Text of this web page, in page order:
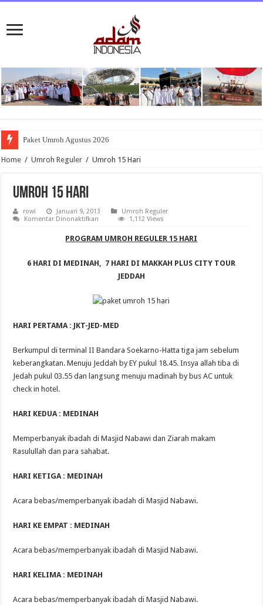
Paket Umroh Agustus 2026
Home / Umroh Reguler / Umroh 15 Hari
Umroh 15 Hari
rowi Januari 9, 2013
Umroh Reguler
Komentar Dinonaktifkan
Hari
1,112 Views
PROGRAM UMROH REGULER 15 HARI
6 HARI DI MEDINAH, 7 HARI DI MAKKAH PLUS CITY TOUR
JEDDAH
HARI PERTAMA : JKT-JED-MED
Berkumpul di terminal II Bandara Soekarno-Hatta tiga jam sebelum
keberangkatan. Menuju Jeddah by EY pukul 18.45. Insya allah tiba di
Jedah pukul 03.55 dan langsung menuju madinah by bus AC untuk
check in hotel.
HARI KEDUA : MEDINAH
Memperbanyak ibadah di Masjid Nabawi dan Ziarah makam
Rasulullah dan para sahabat.
HARI KETIGA : MEDINAH
Acara bebas/memperbanyak ibadah di Masjid Nabawi.
HARI KE EMPAT : MEDINAH
Acara bebas/memperbanyak ibadah di Masjid Nabawi.
HARI KELIMA : MEDINAH
Acara bebas/memperbanyak ibadah di Masjid Nabawi.